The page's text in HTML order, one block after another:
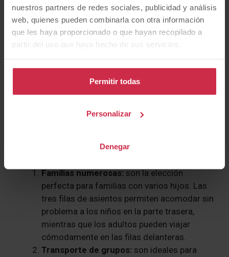
nuestros partners de redes sociales, publicidad y análisis
web, quienes pueden combinarla con otra información
que les haya proporcionado o que hayan recopilado a
partir del uso que haya hecho de sus servicios.
Permitir todas
Personalizar
Denegar
¿Para quiénes son
ideales los
Debido a su diseño versátil y espacioso, los
son ideales para
diario, actividades recreativas o viajes largos.
Familias numerosas:son la elección
perfecta para familias con varios hijos. Las
tres filas de asientos permiten acomodar sin
problema a los niños en la parte trasera,
mientras que los adultos pueden viajar
cómodamente en las filas delanteras.
Transporte de grupos: son ideales para